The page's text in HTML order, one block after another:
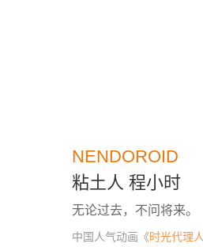
NENDOROID
粘土人 程小时
无论过去，不问将来。
中国人气动画《时光代理人